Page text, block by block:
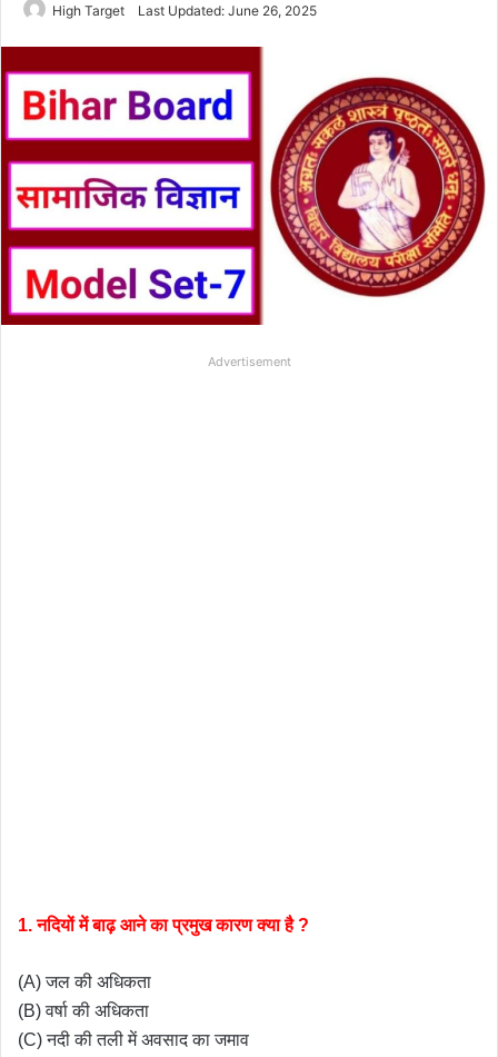
High Target Last Updated: June 26, 2025
Advertisement
1. नदियों में बाढ़ आने का प्रमुख कारण क्या है ?
(A) जल की अधिकता
(B) वर्षा की अधिकता
(C) नदी की तली में अवसाद का जमाव